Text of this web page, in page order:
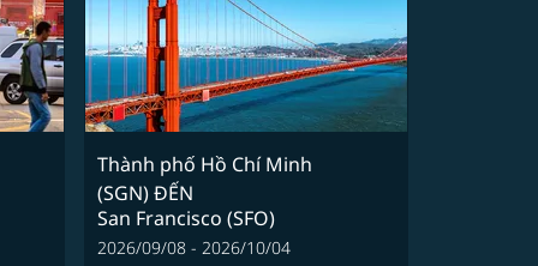
Thành phố Hồ Chí Minh
(SGN)ĐẾN
San Francisco (SFO)
2026/09/08 - 2026/10/04